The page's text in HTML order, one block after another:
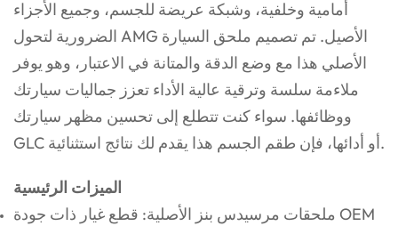
أمامية وخلفية، وشبكة عريضة للجسم، وجميع الأجزاء
الضرورية لتحول AMG الأصيل. تم تصميم ملحق السيارة
الأصلي هذا مع وضع الدقة والمتانة في الاعتبار، وهو يوفر
ملاءمة سلسة وترقية عالية الأداء تعزز جماليات سيارتك
ووظائفها. سواء كنت تتطلع إلى تحسين مظهر سيارتك
GLC أو أدائها، فإن طقم الجسم هذا يقدم لك نتائج استثنائية.
الميزات الرئيسية
ملحقات مرسيدس بنز الأصلية: قطع غيار ذات جودة OEM